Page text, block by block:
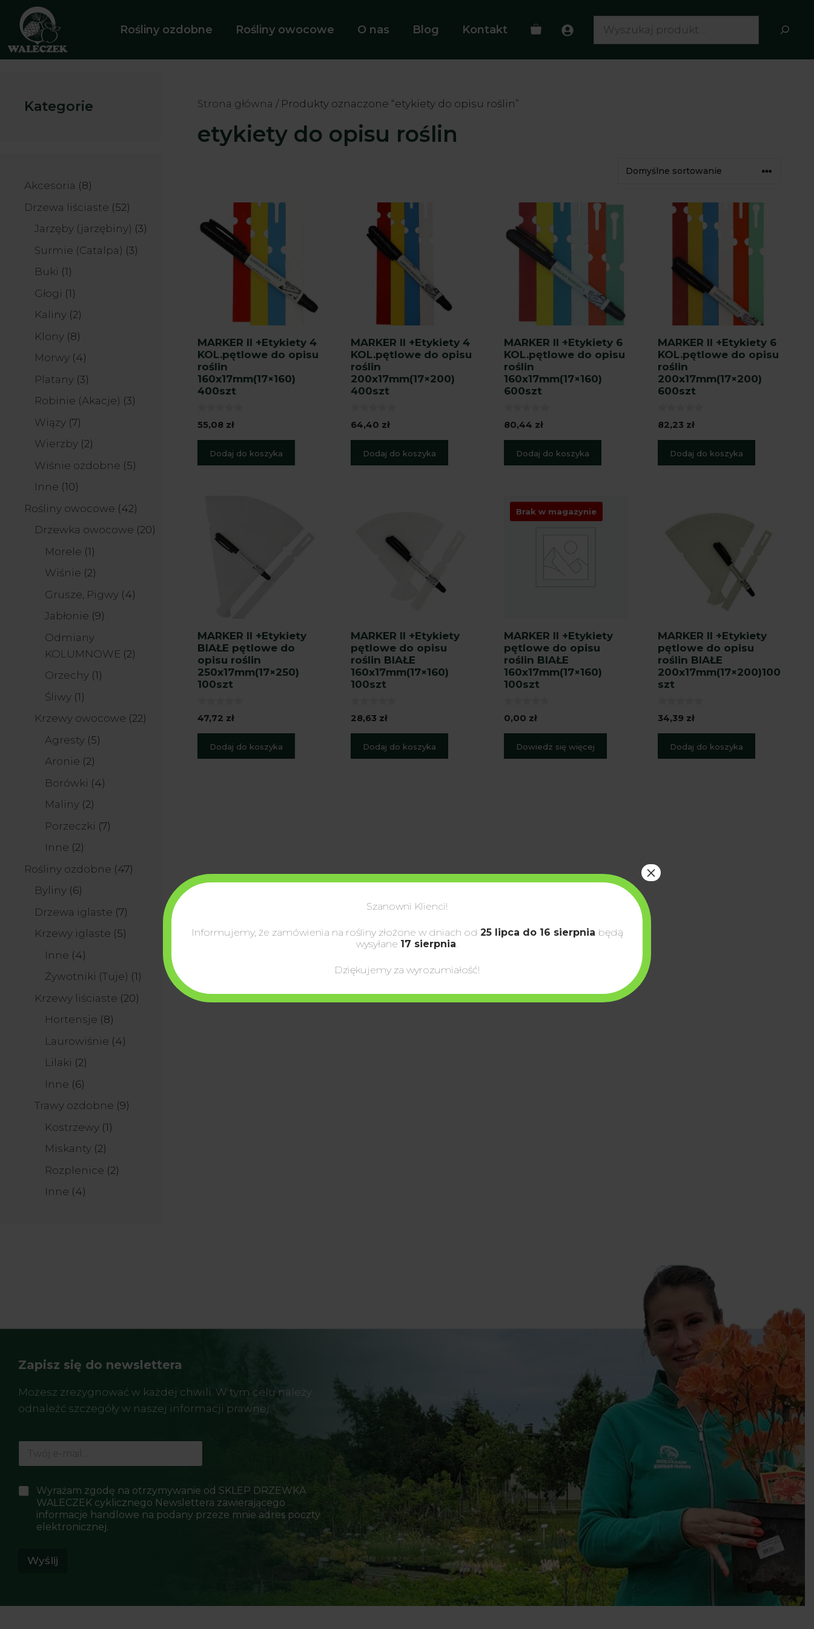
Przejdź
treści
Rośliny ozdobne Rośliny owocowe O nas Blog Kontakt Search
Strona główna / Produkty oznaczone “etykiety do opisu roślin”
etykiety do opisu roślin
MARKER II +Etykiety 4
KOL.pętlowe do opisu
roślin
160x17mm(17×160)
400szt
0
z
55,08 zł
Dodaj do koszyka
MARKER II +Etykiety 4
KOL.pętlowe do opisu
roślin
200x17mm(17×200)
400szt
0
z
64,40 zł
Dodaj do koszyka
MARKER II +Etykiety 6
KOL.pętlowe do opisu
roślin
160x17mm(17×160)
600szt
0
z
80,44 zł
Dodaj do koszyka
MARKER II +Etykiety 6
KOL.pętlowe do opisu
roślin
200x17mm(17×200)
600szt
0
z
82,23 zł
Dodaj do koszyka
MARKER II +Etykiety
BIAŁE pętlowe do
opisu roślin
250x17mm(17×250)
100szt
0
z
47,72 zł
Dodaj do koszyka
MARKER II +Etykiety
pętlowe do opisu
roślin BIAŁE
160x17mm(17×160)
100szt
0
z
28,63 zł
Dodaj do koszyka
Brak w magazynie
MARKER II +Etykiety
pętlowe do opisu
roślin BIAŁE
160x17mm(17×160)
100szt
0
z
0,00 zł
Dowiedz się więcej
MARKER II +Etykiety
pętlowe do opisu
roślin BIAŁE
200x17mm(17×200)100
szt
0
z
34,39 zł
Dodaj do koszyka
Kategorie
Akcesoria 88
produktów
Drzewa liściaste 5252
produkty
Jarzęby (jarzębiny) 33
Surmie (Catalpa) 33
Buki 11
produkt
Głogi 11
produkt
Kaliny 22
produkty
Klony 88
produktów
Morwy 44
produkty
Platany 33
produkty
Robinie (Akacje) 33
Wiązy 77
produktów
Wierzby 22
produkty
Wiśnie ozdobne 55
Inne 1010
produktów
Rośliny owocowe 4242
produkty
Drzewka owocowe 2020
Morele 11
produkt
Wiśnie 22
produkty
Grusze, Pigwy 44
Jabłonie 99
Odmiany
KOLUMNOWE 22
Orzechy 11
Śliwy 11
Krzewy owocowe 2222
Agresty 55
Aronie 22
produkty
Borówki 44
Maliny 22
produkty
Porzeczki 77
Inne 22
produkty
Rośliny ozdobne 4747
produktów
Byliny 66
produktów
Drzewa iglaste 77
produktów
Krzewy iglaste 55
Inne 44
produkty
Żywotniki (Tuje) 11
produkt
Krzewy liściaste 2020
Hortensje 88
produktów
Laurowiśnie 44
Lilaki 22
Inne 66
produktów
Trawy ozdobne 99
Kostrzewy 11
Miskanty 22
produkty
Rozplenice 22
Inne 44
Zapisz się do newslettera
Możesz zrezygnować w każdej chwili. W tym celu należy
odnaleźć szczegóły w naszej informacji prawnej.
E
m
o
P
*
Wyrażam zgodę na otrzymywanie od SKLEP DRZEWKA
WALECZEK cyklicznego Newslettera zawierającego
informacje handlowe na podany przeze mnie adres poczty
elektronicznej.
Wyślij
Szanowni Klienci!
Informujemy, że zamówienia na rośliny złożone w dniach od 25 lipca do 16 sierpnia będą
wysyłane 17 sierpnia
Dziękujemy za wyrozumiałość!
×